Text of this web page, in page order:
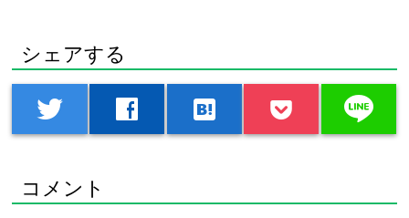
シェアする
twitter facebook hatenabookmark line
コメント